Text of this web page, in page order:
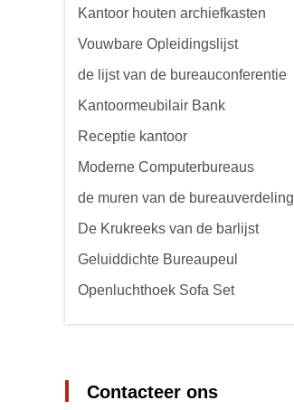
Kantoor houten archiefkasten
Vouwbare Opleidingslijst
de lijst van de bureauconferentie
Kantoormeubilair Bank
Receptie kantoor
Moderne Computerbureaus
de muren van de bureauverdeling
De Krukreeks van de barlijst
Geluiddichte Bureaupeul
Openluchthoek Sofa Set
Contacteer ons